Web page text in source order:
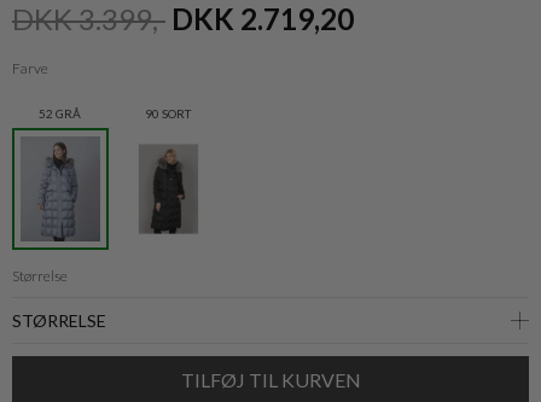
DKK 3.399,- DKK 2.719,20
Farve
52 GRÅ 90 SORT
Størrelse